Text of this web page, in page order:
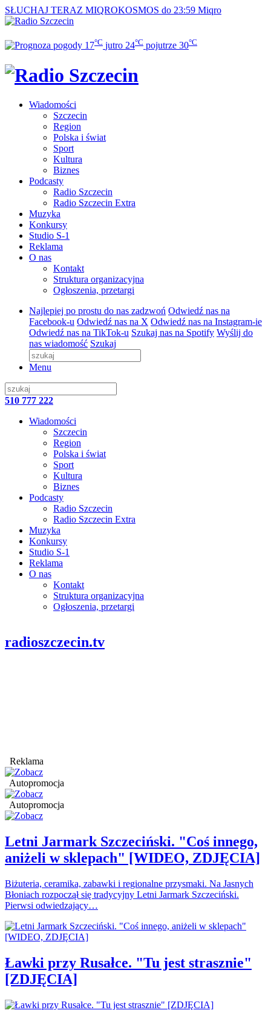
SŁUCHAJ TERAZ MIQROKOSMOS do 23:59 Miqro
17°C jutro 24°C pojutrze 30°C
Wiadomości
Szczecin
Region
Polska i świat
Sport
Kultura
Biznes
Podcasty
Radio Szczecin
Radio Szczecin Extra
Muzyka
Konkursy
Studio S-1
Reklama
O nas
Kontakt
Struktura organizacyjna
Ogłoszenia, przetargi
Najlepiej po prostu do nas zadzwoń Odwiedź nas na
Facebook-u Odwiedź nas na X Odwiedź nas na Instagram-ie
Odwiedź nas na TikTok-u Szukaj nas na Spotify Wyślij do
nas wiadomość Szukaj
Menu
510 777 222
Wiadomości
Szczecin
Region
Polska i świat
Sport
Kultura
Biznes
Podcasty
Radio Szczecin
Radio Szczecin Extra
Muzyka
Konkursy
Studio S-1
Reklama
O nas
Kontakt
Struktura organizacyjna
Ogłoszenia, przetargi
radioszczecin.tv
Reklama
Autopromocja
Autopromocja
Letni Jarmark Szczeciński. "Coś innego,
aniżeli w sklepach" [WIDEO, ZDJĘCIA]
Biżuteria, ceramika, zabawki i regionalne przysmaki. Na Jasnych
Błoniach rozpoczął się tradycyjny Letni Jarmark Szczeciński.
Pierwsi odwiedzający…
Ławki przy Rusałce. "Tu jest strasznie"
[ZDJĘCIA]